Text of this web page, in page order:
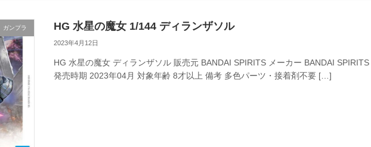
ガンプラ HG 水星の魔女 1/144 ディランザソル
2023年4月12日
HG 水星の魔女 ディランザソル 販売元 BANDAI SPIRITS メーカー BANDAI
発売時期 2023年04月 対象年齢 8才以上 備考 多色パーツ・接着剤不要 […]